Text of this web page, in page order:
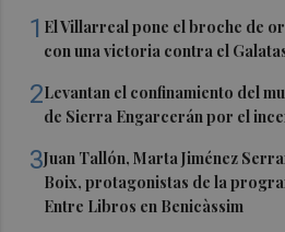
1 El Villarreal pone el broche de
con una victoria contra el
2Levantan el confinamiento del
de Sierra Engarcerán por el
3Juan Tallón, Marta Jiménez
Boix, protagonistas de la
Entre Libros en Benicàssim